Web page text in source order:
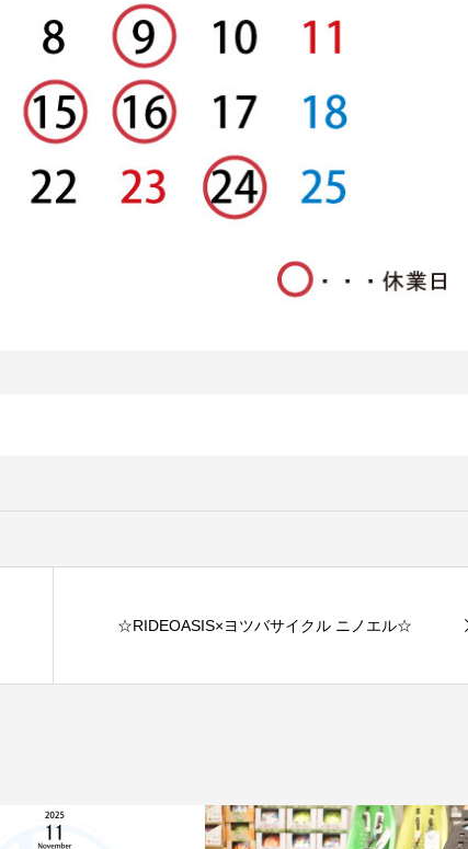
☆RIDEOASIS×ヨツバサイクル ニノエル☆